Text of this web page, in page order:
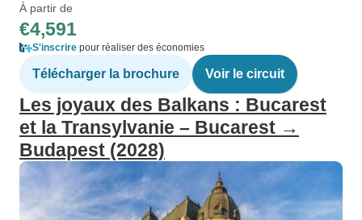
À partir de
€4,591
S'inscrire pour réaliser des économies
Télécharger la brochure Voir le circuit
Les joyaux des Balkans : Bucarest
et la Transylvanie – Bucarest →
Budapest (2028)